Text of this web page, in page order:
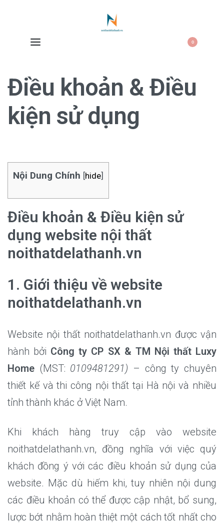
0
Điều khoản & Điều
kiện sử dụng
Nội Dung Chính [hide]
Điều khoản & Điều kiện sử
dụng website nội thất
noithatdelathanh.vn
1. Giới thiệu về website
noithatdelathanh.vn
Website nội thất noithatdelathanh.vn được vận
hành bởi Công ty CP SX & TM Nội thất Luxy
Home (MST: 0109481291) – công ty chuyên
thiết kế và thi công nội thất tại Hà nội và nhiều
tỉnh thành khác ở Việt Nam.
Khi khách hàng truy cập vào website
noithatdelathanh.vn, đồng nghĩa với việc quý
khách đồng ý với các điều khoản sử dụng của
website. Mặc dù hiếm khi, tuy nhiên nội dung
các điều khoản có thể được cập nhật, bổ sung,
lược bớt nhằm hoàn thiệt một cách tốt nhất cho